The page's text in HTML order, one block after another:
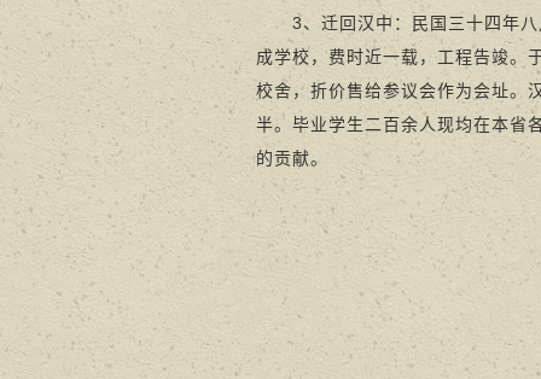
3、迁回汉中：民国三十四年八
成学校，费时近一载，工程告竣。
校舍，折价售给参议会作为会址。
半。毕业学生二百余人现均在本省
的贡献。